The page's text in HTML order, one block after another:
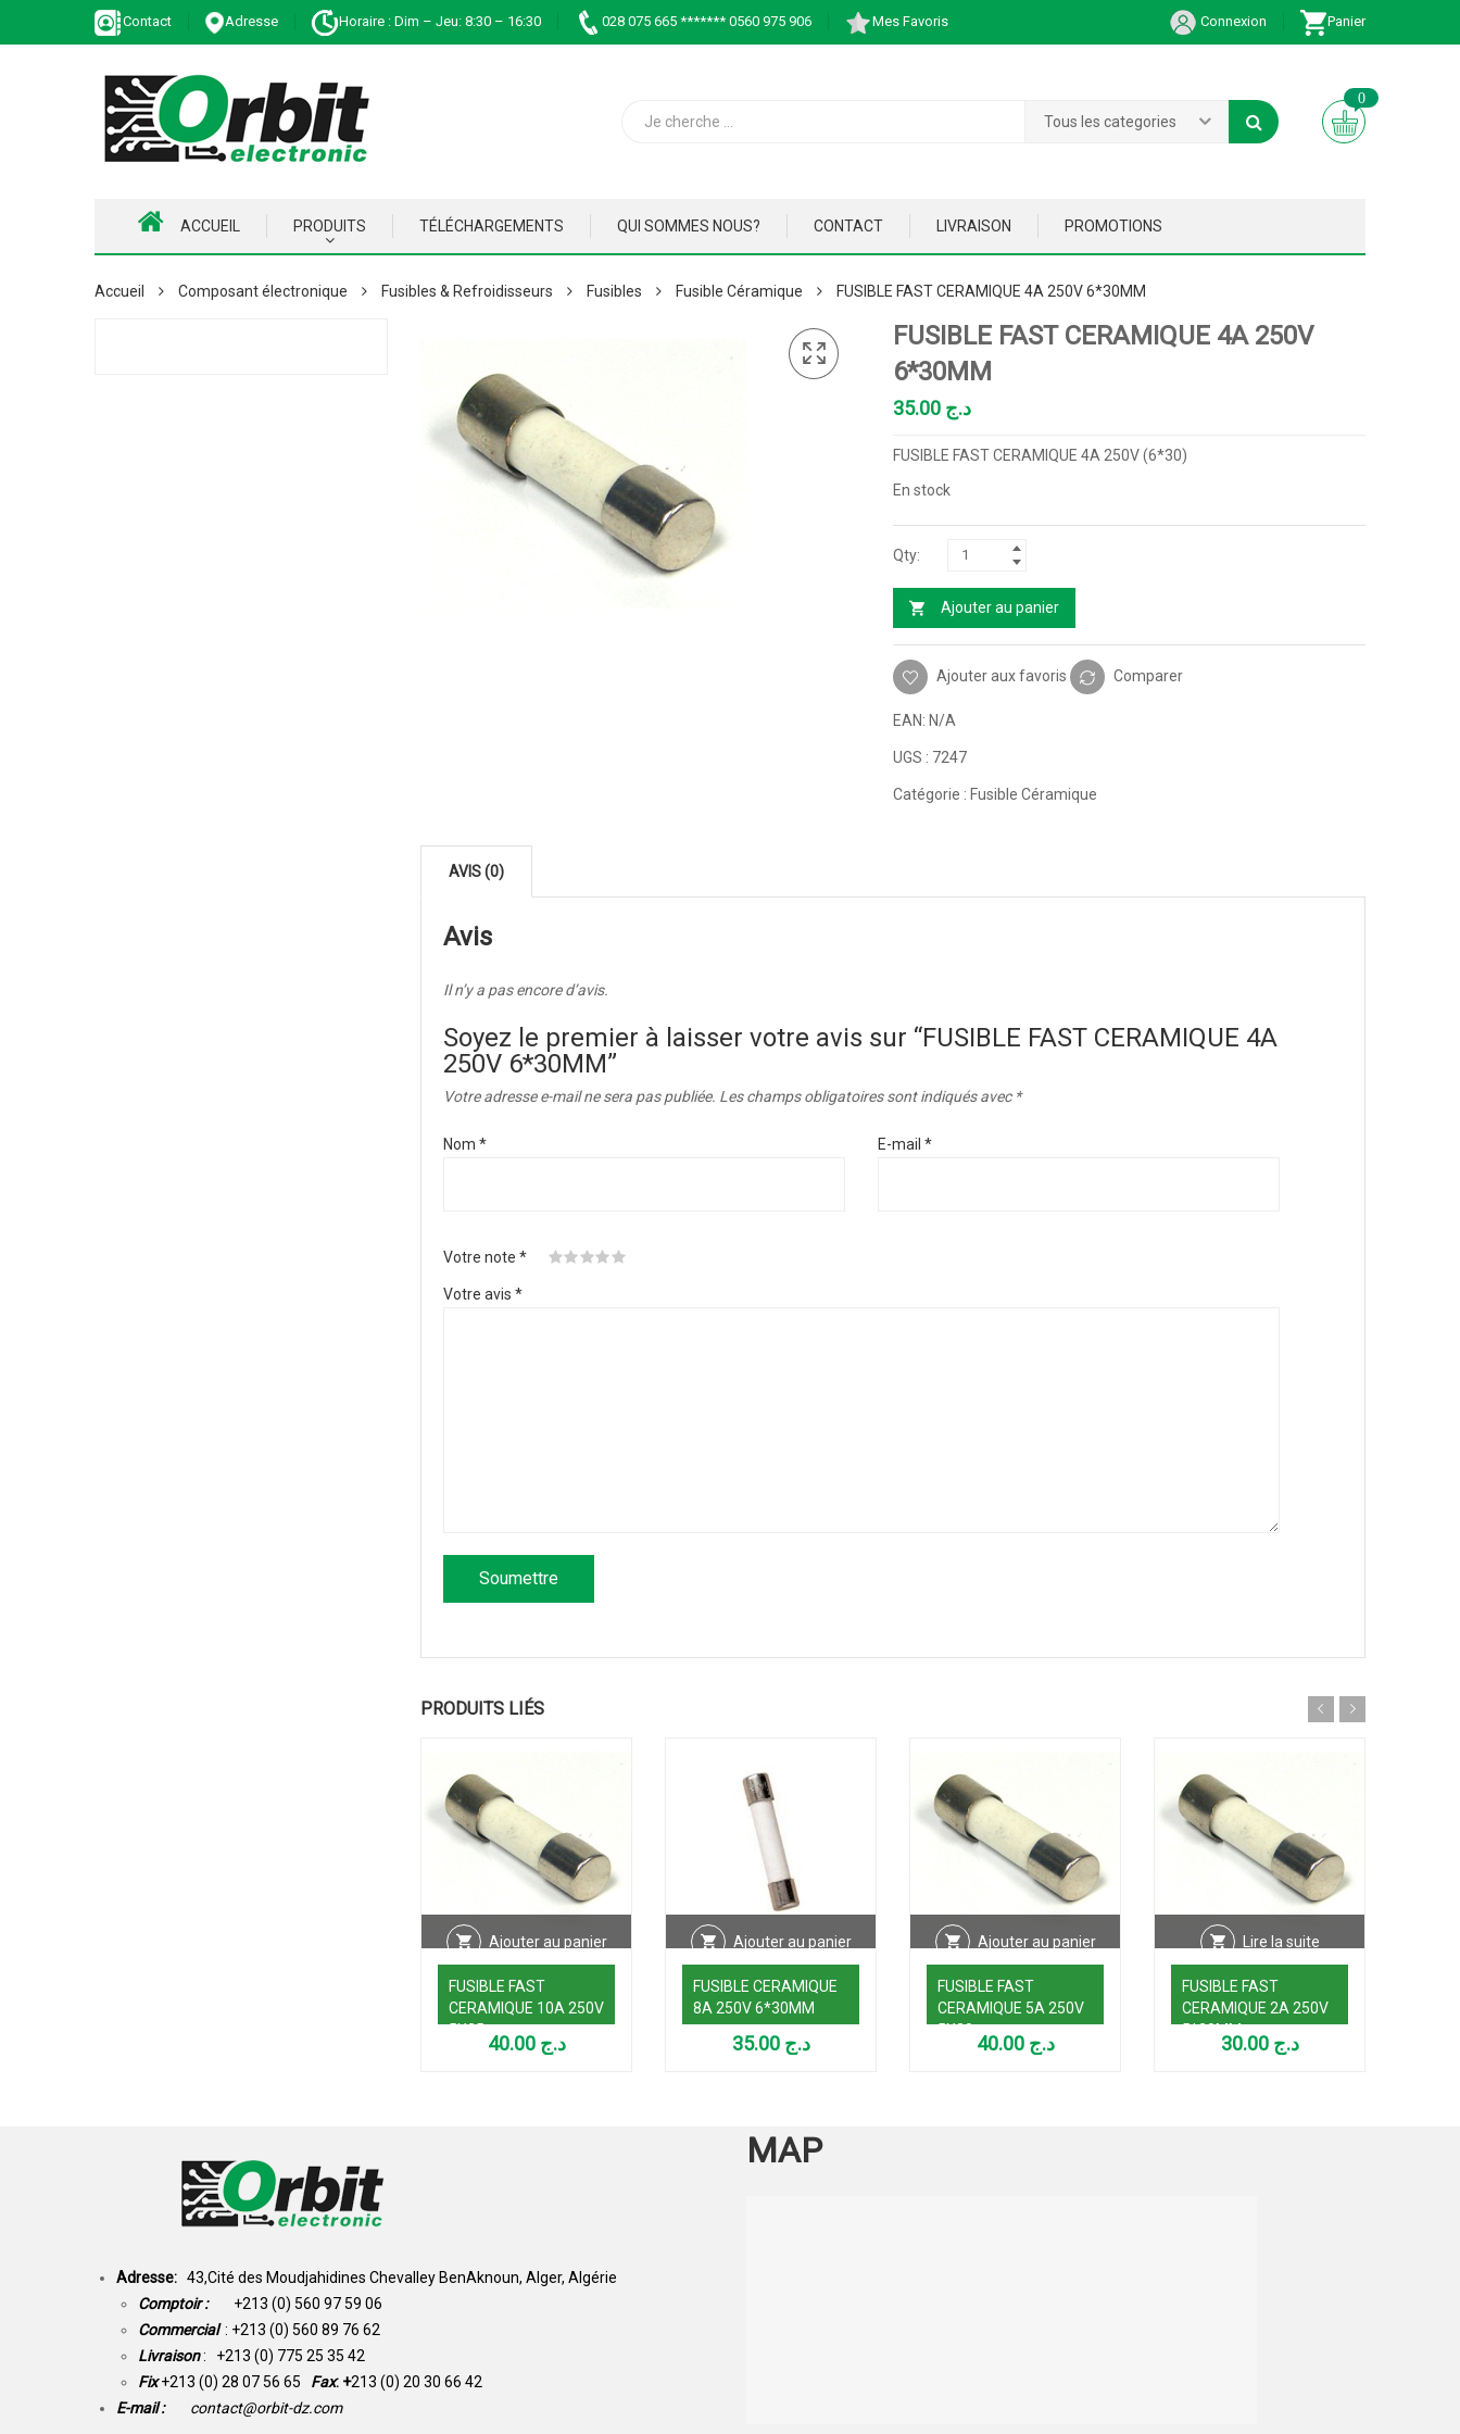
Contact Adresse Horaire : Dim – Jeu: 8:30 – 16:30 028 075 665 ******* 0560 975 906 Mes Favoris Connexion Panier
Tous les categories
0
ACCUEIL PRODUITS TÉLÉCHARGEMENTS QUI SOMMES NOUS? CONTACT LIVRAISON PROMOTIONS
Accueil Composant électronique Fusibles & Refroidisseurs Fusibles Fusible Céramique FUSIBLE FAST CERAMIQUE 4A 250V 6*30MM
FUSIBLE FAST CERAMIQUE 4A 250V
6*30MM
د.ج
FUSIBLE FAST CERAMIQUE 4A 250V (6*30)
En stock
Ajouter au panier
Ajouter aux favoris Comparer
EAN: N/A
UGS : 7247
Catégorie : Fusible Céramique
AVIS (0)
Avis
Il n’y a pas encore d’avis.
Soyez le premier à laisser votre avis sur “FUSIBLE FAST CERAMIQUE 4A
250V 6*30MM”
Votre adresse e-mail ne sera pas publiée. Les champs obligatoires sont indiqués avec *
Nom * E-mail *
Votre note *
Votre avis *
PRODUITS LIÉS
Ajouter au panier
FUSIBLE FAST
CERAMIQUE 10A 250V
5X25
د.ج 40.00
Ajouter au panier
FUSIBLE CERAMIQUE
8A 250V 6*30MM
د.ج 35.00
Ajouter au panier
FUSIBLE FAST
CERAMIQUE 5A 250V
5X20
د.ج 40.00
Lire la suite
FUSIBLE FAST
CERAMIQUE 2A 250V
5*20MM
د.ج 30.00
Adresse: 43,Cité des Moudjahidines Chevalley BenAknoun, Alger, Algérie
Comptoir : +213 (0) 560 97 59 06
Commercial : +213 (0) 560 89 76 62
Livraison: +213 (0) 775 25 35 42
Fix +213 (0) 28 07 56 65 Fax: +213 (0) 20 30 66 42
E-mail :
contact@orbit-dz.com
MAP